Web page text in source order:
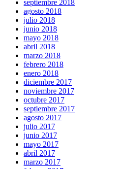
septiembre 2018
agosto 2018
julio 2018
junio 2018
mayo 2018
abril 2018
marzo 2018
febrero 2018
enero 2018
diciembre 2017
noviembre 2017
octubre 2017
septiembre 2017
agosto 2017
julio 2017
junio 2017
mayo 2017
abril 2017
marzo 2017